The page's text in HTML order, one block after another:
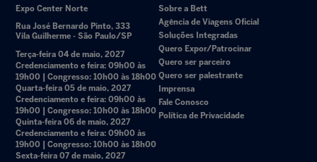
Expo Center Norte
Rua José Bernardo Pinto, 333
Vila Guilherme - São Paulo/SP
Terça-feira 04 de maio, 2027
Credenciamento e feira: 09h00 às
19h00 | Congresso: 10h00 às 18h00
Quarta-feira 05 de maio, 2027
Credenciamento e feira: 09h00 às
19h00 | Congresso: 10h00 às 18h00
Quinta-feira 06 de maio, 2027
Credenciamento e feira: 09h00 às
19h00 | Congresso: 10h00 às 18h00
Sexta-feira 07 de maio, 2027
Sobre a Bett
Agência de Viagens Oficial
Soluções Integradas
Quero Expor/Patrocinar
Quero ser parceiro
Quero ser palestrante
Imprensa
Fale Conosco
Política de Privacidade